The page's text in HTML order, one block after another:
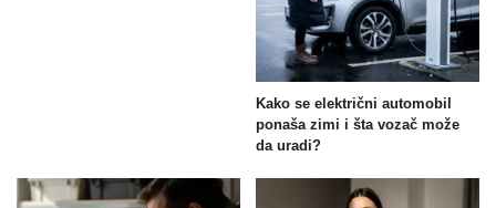
Kako se električni automobil
ponaša zimi i šta vozač može
da uradi?